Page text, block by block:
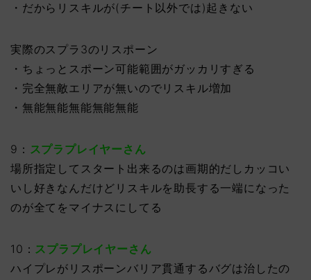
・だからリスキルが(チート以外では)起きない
実際のスプラ3のリスポーン
・ちょっとスポーン可能範囲がガッカリすぎる
・完全無敵エリアが無いのでリスキル増加
・無能無能無能無能無能
9： スプラプレイヤーさん
場所指定してスタート出来るのは画期的だしカッコい
いし好きなんだけどリスキルを助長する一端になった
のが全てをマイナスにしてる
10： スプラプレイヤーさん
ハイプレがリスポーンバリア貫通するバグは治したの